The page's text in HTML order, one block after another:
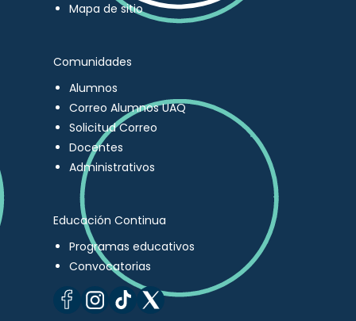
Mapa de sitio
Comunidades
Alumnos
Correo Alumnos UAQ
Solicitud Correo
Docentes
Administrativos
Educación Continua
Programas educativos
Convocatorias